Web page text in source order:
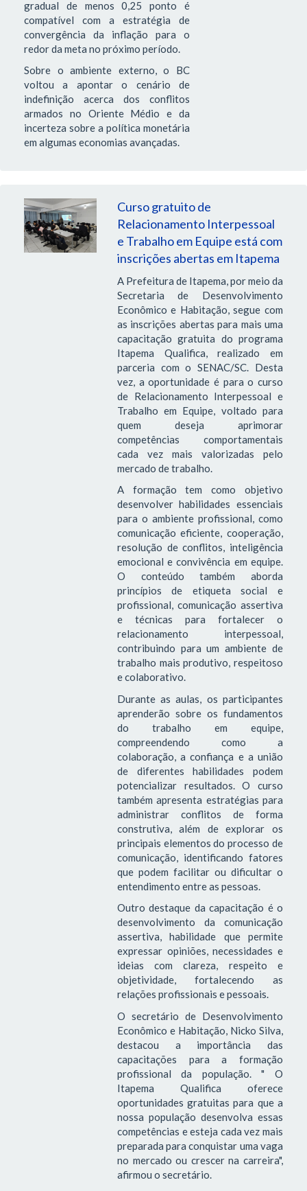
gradual de menos 0,25 ponto é
compatível com a estratégia de
convergência da inflação para o
redor da meta no próximo período.
Sobre o ambiente externo, o BC
voltou a apontar o cenário de
indefinição acerca dos conflitos
armados no Oriente Médio e da
incerteza sobre a política monetária
em algumas economias avançadas.
Curso gratuito de
Relacionamento Interpessoal
e Trabalho em Equipe está com
inscrições abertas em Itapema
A Prefeitura de Itapema, por meio da
Secretaria de Desenvolvimento
Econômico e Habitação, segue com
as inscrições abertas para mais uma
capacitação gratuita do programa
Itapema Qualifica, realizado em
parceria com o SENAC/SC. Desta
vez, a oportunidade é para o curso
de Relacionamento Interpessoal e
Trabalho em Equipe, voltado para
quem deseja aprimorar
competências comportamentais
cada vez mais valorizadas pelo
mercado de trabalho.
A formação tem como objetivo
desenvolver habilidades essenciais
para o ambiente profissional, como
comunicação eficiente, cooperação,
resolução de conflitos, inteligência
emocional e convivência em equipe.
O conteúdo também aborda
princípios de etiqueta social e
profissional, comunicação assertiva
e técnicas para fortalecer o
relacionamento interpessoal,
contribuindo para um ambiente de
trabalho mais produtivo, respeitoso
e colaborativo.
Durante as aulas, os participantes
aprenderão sobre os fundamentos
do trabalho em equipe,
compreendendo como a
colaboração, a confiança e a união
de diferentes habilidades podem
potencializar resultados. O curso
também apresenta estratégias para
administrar conflitos de forma
construtiva, além de explorar os
principais elementos do processo de
comunicação, identificando fatores
que podem facilitar ou dificultar o
entendimento entre as pessoas.
Outro destaque da capacitação é o
desenvolvimento da comunicação
assertiva, habilidade que permite
expressar opiniões, necessidades e
ideias com clareza, respeito e
objetividade, fortalecendo as
relações profissionais e pessoais.
O secretário de Desenvolvimento
Econômico e Habitação, Nicko Silva,
destacou a importância das
capacitações para a formação
profissional da população. " O
Itapema Qualifica oferece
oportunidades gratuitas para que a
nossa população desenvolva essas
competências e esteja cada vez mais
preparada para conquistar uma vaga
no mercado ou crescer na carreira",
afirmou o secretário.